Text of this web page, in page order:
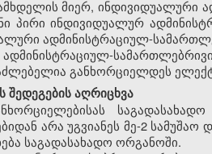
მიერ,ინდივიდუალური
პირი ინდივიდუალურ
ადმინისტრაციულ-
ადმინისტრაციულ-
განხორციელდეს
შედეგებისაღრიცხვა
არა უგვიანეს მე-2
საგადასახადო ორგანოში.